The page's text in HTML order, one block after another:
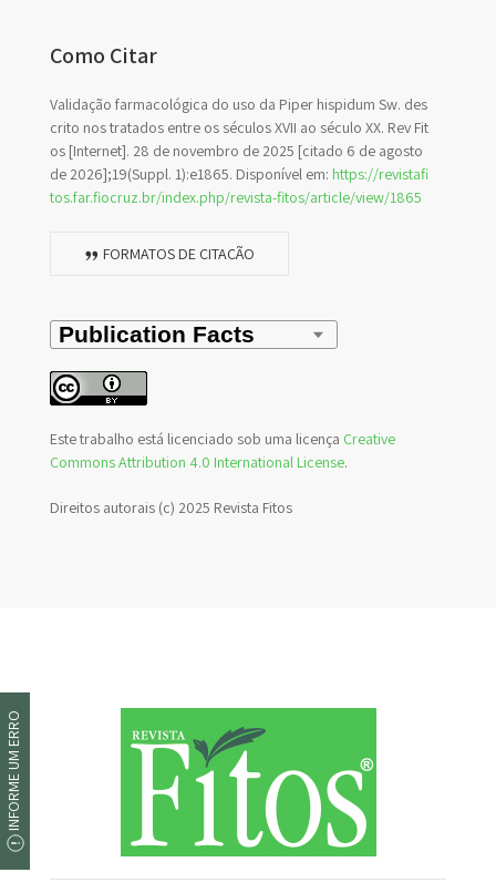
Como Citar
Validação farmacológica do uso da Piper hispidum Sw. des
crito nos tratados entre os séculos XVII ao século XX. Rev Fit
os [Internet]. 28 de novembro de 2025 [citado 6 de agosto
de 2026];19(Suppl. 1):e1865. Disponível em: https://revistafi
tos.far.fiocruz.br/index.php/revista-fitos/article/view/1865
FORMATOS DE CITAÇÃO
Este trabalho está licenciado sob uma licença Creative
Commons Attribution 4.0 International License.
Direitos autorais (c) 2025 Revista Fitos
INFORME UM ERRO